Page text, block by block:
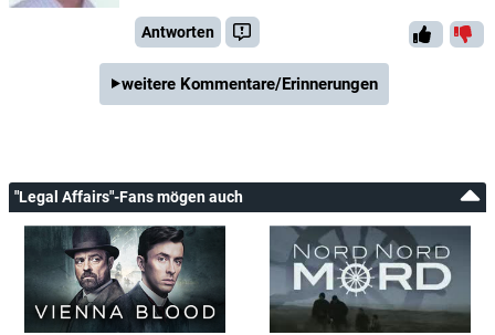
Antworten
weitere Kommentare/Erinnerungen
"Legal Affairs"-Fans mögen auch